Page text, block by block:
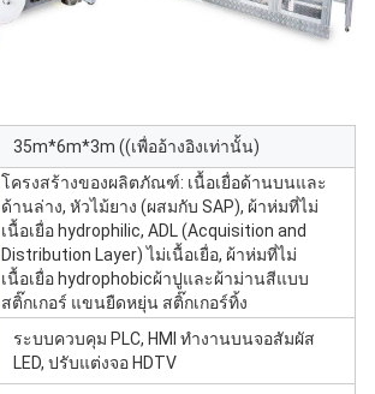
35m*6m*3m ((เพื่ออ้างอิงเท่านั้น)
โครงสร้างของผลิตภัณฑ์: เนื้อเยื่อด้านบนและ
ด้านล่าง, หัวไม้ยาง (ผสมกับ SAP), ผ้าห่มที่ไม่
เนื้อเยื่อ hydrophilic, ADL (Acquisition and
Distribution Layer) ไม่เนื้อเยื่อ, ผ้าห่มที่ไม่
เนื้อเยื่อ hydrophobicผ้าปูและผ้าม่านสีแบบ
สติ๊กเกอร์ แขนยืดหยุ่น สติ๊กเกอร์ทิ้ง
ระบบควบคุม PLC, HMI ทํางานบนจอสัมผัส
LED, ปรับแต่งจอ HDTV